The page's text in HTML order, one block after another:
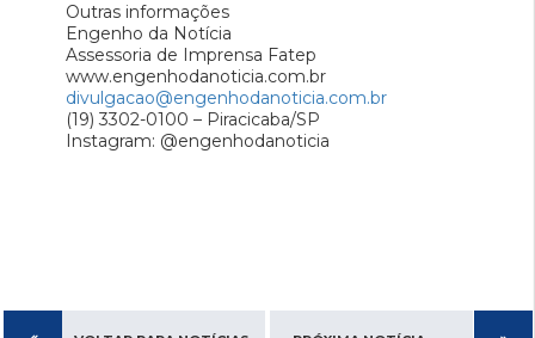
Outras informações
Engenho da Notícia
Assessoria de Imprensa Fatep
www.engenhodanoticia.com.br
divulgacao@engenhodanoticia.com.br
(19) 3302-0100 – Piracicaba/SP
Instagram: @engenhodanoticia